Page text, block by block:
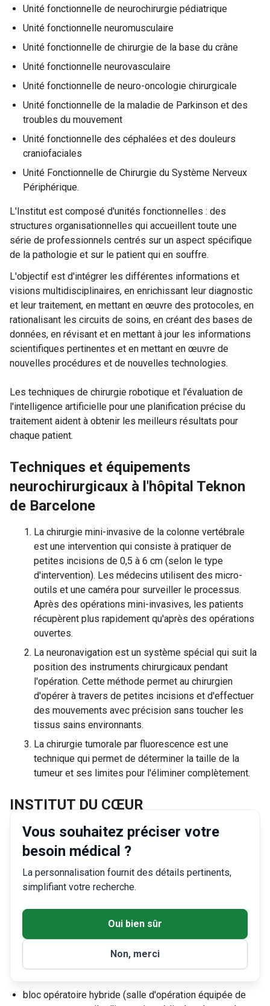
Unité fonctionnelle de neurochirurgie pédiatrique
Unité fonctionnelle neuromusculaire
Unité fonctionnelle de chirurgie de la base du crâne
Unité fonctionnelle neurovasculaire
Unité fonctionnelle de neuro-oncologie chirurgicale
Unité fonctionnelle de la maladie de Parkinson et des
troubles du mouvement
Unité fonctionnelle des céphalées et des douleurs
craniofaciales
Unité Fonctionnelle de Chirurgie du Système Nerveux
Périphérique.
L'Institut est composé d'unités fonctionnelles : des
structures organisationnelles qui accueillent toute une
série de professionnels centrés sur un aspect spécifique
de la pathologie et sur le patient qui en souffre.
L'objectif est d'intégrer les différentes informations et
visions multidisciplinaires, en enrichissant leur diagnostic
et leur traitement, en mettant en œuvre des protocoles, en
rationalisant les circuits de soins, en créant des bases de
données, en révisant et en mettant à jour les informations
scientifiques pertinentes et en mettant en œuvre de
nouvelles procédures et de nouvelles technologies.
Les techniques de chirurgie robotique et l'évaluation de
l'intelligence artificielle pour une planification précise du
traitement aident à obtenir les meilleurs résultats pour
chaque patient.
Techniques et équipements
neurochirurgicaux à l'hôpital Teknon
de Barcelone
La chirurgie mini-invasive de la colonne vertébrale
est une intervention qui consiste à pratiquer de
petites incisions de 0,5 à 6 cm (selon le type
d'intervention). Les médecins utilisent des micro-
outils et une caméra pour surveiller le processus.
Après des opérations mini-invasives, les patients
récupèrent plus rapidement qu'après des opérations
ouvertes.
La neuronavigation est un système spécial qui suit la
position des instruments chirurgicaux pendant
l'opération. Cette méthode permet au chirurgien
d'opérer à travers de petites incisions et d'effectuer
des mouvements avec précision sans toucher les
tissus sains environnants.
La chirurgie tumorale par fluorescence est une
technique qui permet de déterminer la taille de la
tumeur et ses limites pour l'éliminer complètement.
INSTITUT DU CŒUR
L'Institut Cardiovasculaire Teknon a été créé en 2017. Cet
établissement a combiné les deux institutions
cardiovasculaires les plus prestigieuses de Catalogne : le
Centre Cardiovasculaire Sant Jordi et l'Institut
Cardiovasculaire Teknon.
Les spécialistes ont conçu une infrastructure unique de
l'Institut pour offrir aux patients un service excellent,
permanent et complet en fonction des besoins de tous les
L'Institut cardiaque Teknon comprend :
bloc opératoire hybride (salle d'opération équipée de
Vous souhaitez préciser votre
besoin médical ?
La personnalisation fournit des détails pertinents,
simplifiant votre recherche.
Oui bien sûr
Non, merci